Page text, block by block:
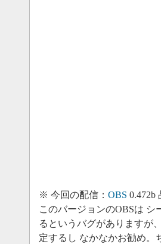
※ 今回の配信： OBS 0.472b
このバージョンのOBSは
るというバグがありますが
定するし なかなかお勧め。